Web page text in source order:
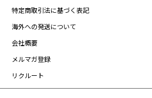
特定商取引法に基づく表記
海外への発送について
会社概要
メルマガ登録
リクルート